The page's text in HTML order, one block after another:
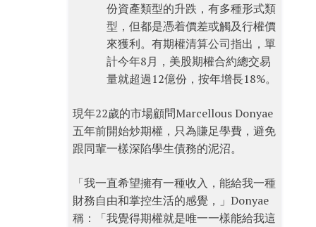
份資產類型的升跌，有多種形式類
型，但都是憑着價差或觸及行權價
來獲利。有期權清算公司指出，單
計今年8月，美股期權合約總交易
量就超過12億份，按年增長18%。
現年22歲的市場顧問Marcellous Donyae
五年前開始炒期權，只為賺足學費，避免
跟同輩一樣深陷學生債務的泥沼。
「我一直希望擁有一種收入，能給我一種
財務自由和掌控生活的感覺，」Donyae
稱：「我覺得期權就是唯一一樣能給我這